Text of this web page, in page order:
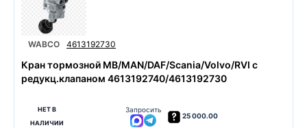
WABCO 4613192730
Кран тормозной MB/MAN/DAF/Scania/Volvo/RVI с
редукц.клапаном 4613192740/4613192730
НЕТ В
НАЛИЧИИ
Запросить
25 000.00